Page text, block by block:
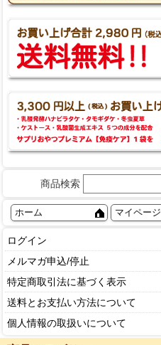
商品検索
ホーム マイページ
ログイン
メルマガ申込/停止
特定商取引法に基づく表示
送料とお支払い方法について
個人情報の取扱いについて